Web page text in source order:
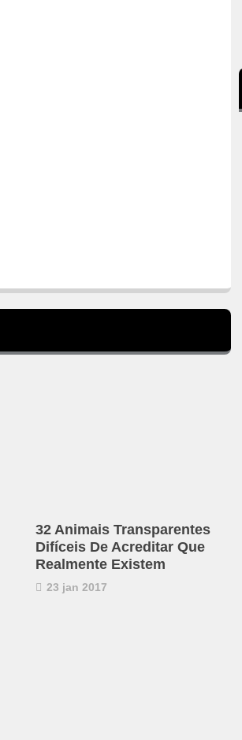
32 Animais Transparentes
Difíceis De Acreditar Que
Realmente Existem
23 jan 2017